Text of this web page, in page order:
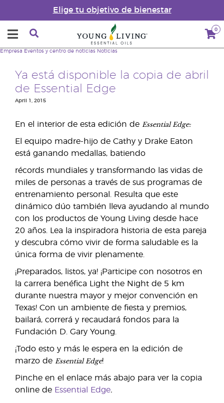
Elige tu objetivo de bienestar
0
Empresa Eventos y centro de noticias Noticias
Ya está disponible la copia de abril
de Essential Edge
April 1, 2015
En el interior de esta edición de Essential Edge:
El equipo madre-hijo de Cathy y Drake Eaton
está ganando medallas, batiendo
récords mundiales y transformando las vidas de
miles de personas a través de sus programas de
entrenamiento personal. Resulta que este
dinámico dúo también lleva ayudando al mundo
con los productos de Young Living desde hace
20 años. Lea la inspiradora historia de esta pareja
y descubra cómo vivir de forma saludable es la
única forma de vivir plenamente.
¡Preparados, listos, ya! ¡Participe con nosotros en
la carrera benéfica Light the Night de 5 km
durante nuestra mayor y mejor convención en
Texas! Con un ambiente de fiesta y premios,
bailará, correrá y recaudará fondos para la
Fundación D. Gary Young.
¡Todo esto y más le espera en la edición de
marzo de Essential Edge!
Pinche en el enlace más abajo para ver la copia
online de Essential Edge.